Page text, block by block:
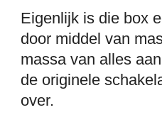
Eigenlijk is die box
door middel van
massa van alles
de originele
over.